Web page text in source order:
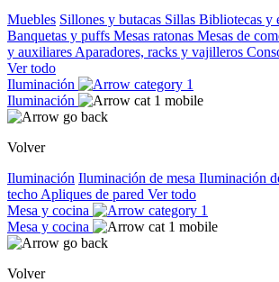
Muebles Sillones y butacas Sillas Bibliotecas y
Banquetas y puffs Mesas ratonas Mesas de
y auxiliares Aparadores, racks y vajilleros
Ver todo
Iluminación
Iluminación
Volver
Iluminación Iluminación de mesa Iluminación
techo Apliques de pared Ver todo
Mesa y cocina
Mesa y cocina
Volver